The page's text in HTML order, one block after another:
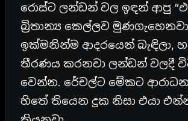
රොස්ට ලන්ඩන් වල ඉඳන් ආපු
බ්‍රිතාන්‍ය කෙල්ලව
ඉක්මනින්ම ආදරයෙන් බැඳිලා,
තීරණය කරනවා ලන්ඩන් වලදී
වෙන්න. රේචල්ට මේකට
හිතේ තියෙන දුක නිසා එයා